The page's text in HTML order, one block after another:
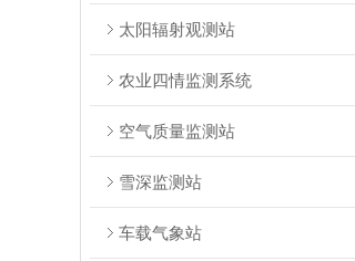
太阳辐射观测站
农业四情监测系统
空气质量监测站
雪深监测站
车载气象站